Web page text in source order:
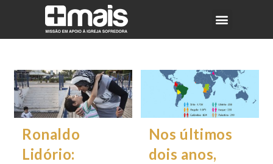
Ronaldo
Lidório:
Nos últimos
dois anos,